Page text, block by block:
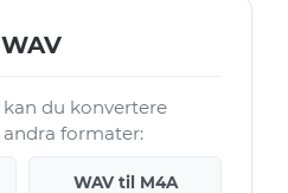
du konvertere
formater:
WAV til M4A